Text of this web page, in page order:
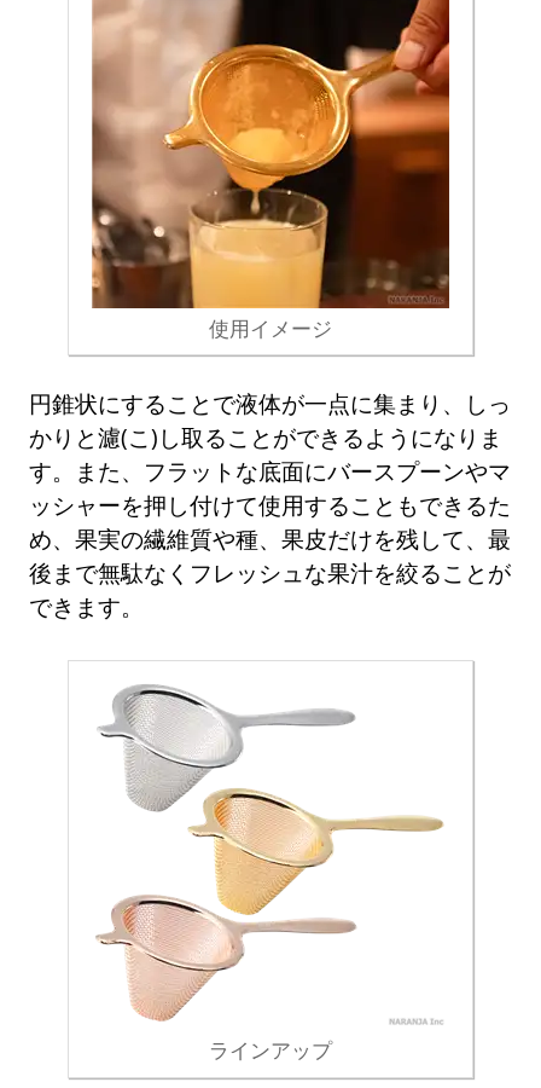
使用イメージ
円錐状にすることで液体が一点に集まり、しっ
かりと濾(こ)し取ることができるようになりま
す。また、フラットな底面にバースプーンやマ
ッシャーを押し付けて使用することもできるた
め、果実の繊維質や種、果皮だけを残して、最
後まで無駄なくフレッシュな果汁を絞ることが
できます。
ラインアップ